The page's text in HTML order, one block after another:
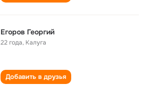
Егоров Георгий
22 года, Калуга
Добавить в друзья